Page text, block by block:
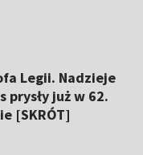
Legii. Nadzieje
prysły już w 62.
[SKRÓT]